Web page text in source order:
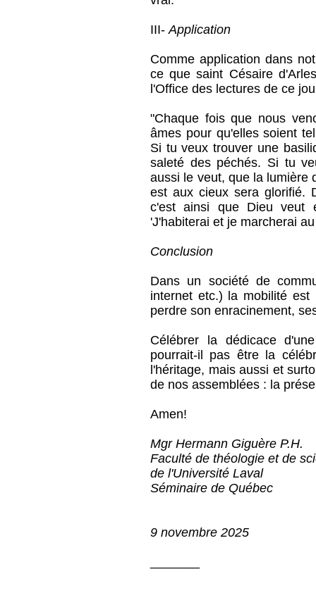
III-Application
Comme application dans
ce que saint Césaire
l'Office des lectures de ce
"Chaque fois que nous
âmes pour qu'elles soient
Si tu veux trouver une
saleté des péchés. Si tu
aussi le veut, que la lumière
est aux cieux sera glorifié.
c'est ainsi que Dieu veut
'J'habiterai et je marcherai
Conclusion
Dans un société de
internet etc.) la mobilité
perdre son enracinement,
Célébrer la dédicace
pourrait-il pas être la
l'héritage, mais aussi et
de nos assemblées : la
Amen!
Mgr Hermann Giguère P.H.
Faculté de théologie et de
de l'Université Laval
Séminaire de Québec
9 novembre 2025